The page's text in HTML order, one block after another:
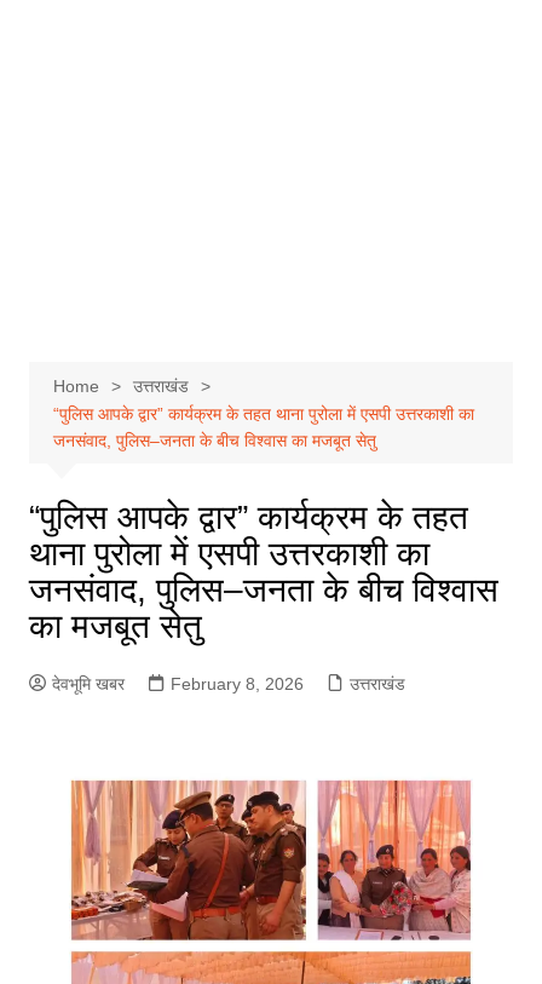
Home
उत्तराखंड
“पुलिस आपके द्वार” कार्यक्रम के तहत थाना पुरोला में एसपी उत्तरकाशी का
जनसंवाद, पुलिस–जनता के बीच विश्वास का मजबूत सेतु
“पुलिस आपके द्वार” कार्यक्रम के तहत
थाना पुरोला में एसपी उत्तरकाशी का
जनसंवाद, पुलिस–जनता के बीच विश्वास
का मजबूत सेतु
देवभूमि खबर February 8, 2026 उत्तराखंड